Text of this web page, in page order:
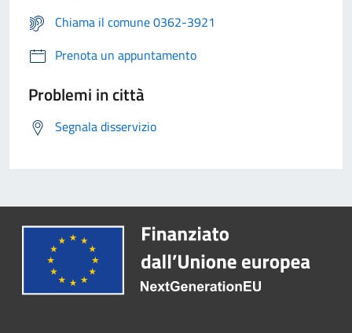
Chiama il comune 0362-3921
Prenota un appuntamento
Problemi in città
Segnala disservizio